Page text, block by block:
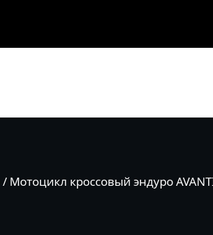
/ Мотоцикл кроссовый эндуро